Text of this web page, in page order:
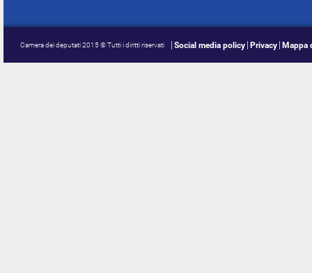
Camera dei deputati 2015 © Tutti i diritti riservati Social media policy Privacy Mappa